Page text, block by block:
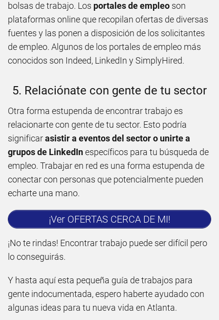
bolsas de trabajo. Los portales de empleo son
plataformas online que recopilan ofertas de diversas
fuentes y las ponen a disposición de los solicitantes
de empleo. Algunos de los portales de empleo más
conocidos son Indeed, LinkedIn y SimplyHired.
5. Relaciónate con gente de tu sector
Otra forma estupenda de encontrar trabajo es
relacionarte con gente de tu sector. Esto podría
significarasistir a eventos del sector o unirte a
grupos de LinkedInespecíficos para tu búsqueda de
empleo. Trabajar en red es una forma estupenda de
conectar con personas que potencialmente pueden
echarte una mano.
¡Ver OFERTAS CERCA DE MI!
¡No te rindas! Encontrar trabajo puede ser difícil pero
lo conseguirás.
Y hasta aquí esta pequeña guía de trabajos para
gente indocumentada, espero haberte ayudado con
algunas ideas para tu nueva vida en Atlanta.